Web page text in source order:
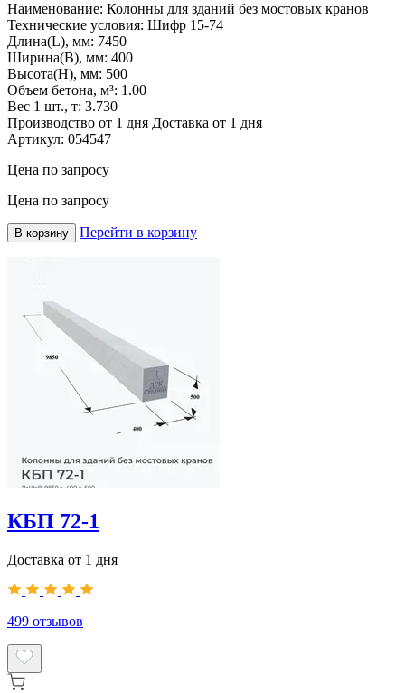
Наименование: Колонны для зданий без мостовых кранов
Технические условия: Шифр 15-74
Длина(L), мм: 7450
Ширина(B), мм: 400
Высота(H), мм: 500
Объем бетона, м³: 1.00
Вес 1 шт., т: 3.730
Производство от 1 дня Доставка от 1 дня
Артикул: 054547
Цена по запросу
Цена по запросу
В корзину Перейти в корзину
КБП 72-1
Доставка от 1 дня
499 отзывов